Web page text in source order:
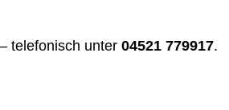
telefonisch unter 04521 779917.